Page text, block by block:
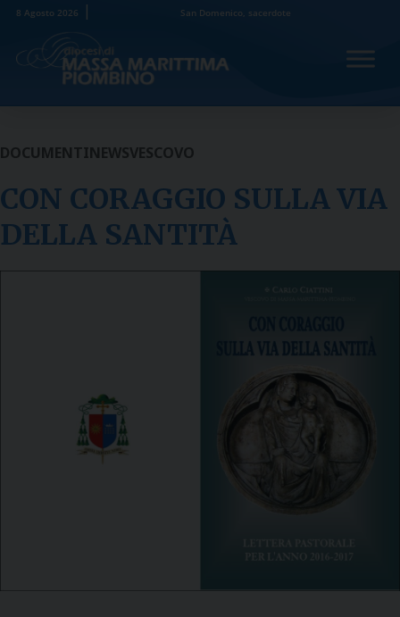
Skip
content
8 Agosto 2026 San Domenico, sacerdote
DOCUMENTINEWSVESCOVO
CON CORAGGIO SULLA VIA
DELLA SANTITÀ